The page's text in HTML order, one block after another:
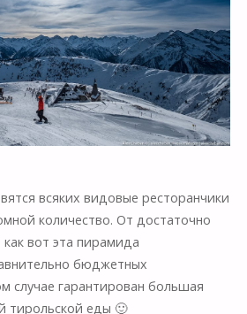
всяких видовые ресторанчики
количество. От достаточно
вот эта пирамида
бюджетных
случае гарантирован большая
тирольской еды 🙂